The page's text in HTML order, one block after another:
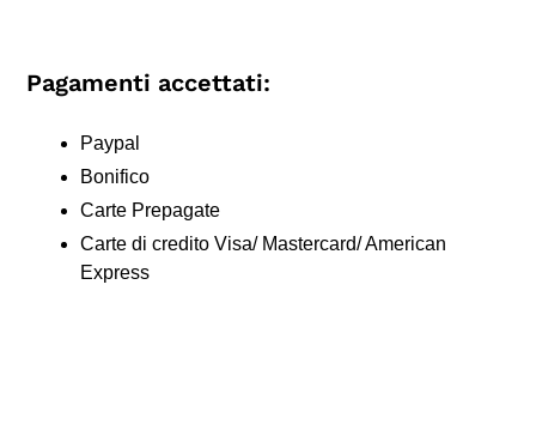
Pagamenti accettati:
Paypal
Bonifico
Carte Prepagate
Carte di credito Visa/ Mastercard/ American
Express